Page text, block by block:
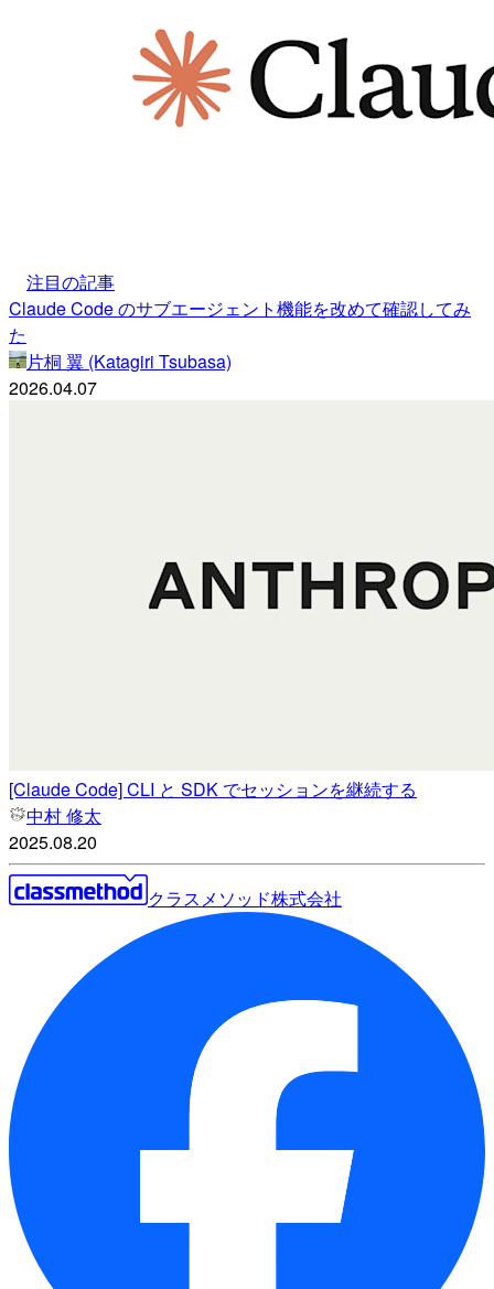
注目の記事
Claude Code のサブエージェント機能を改めて確認してみ
た
片桐 翼 (Katagiri Tsubasa)
2026.04.07
[Claude Code] CLI と SDK でセッションを継続する
中村 修太
2025.08.20
クラスメソッド株式会社